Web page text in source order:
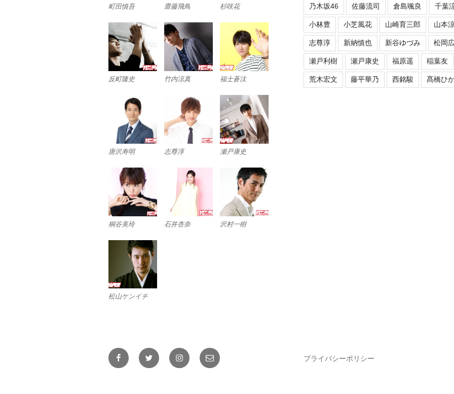
町田慎吾 齋藤飛鳥 杉咲花
反町隆史 竹内涼真 福士蒼汰
唐沢寿明 志尊淳 瀬戸康史
桐谷美玲 石井杏奈 沢村一樹
松山ケンイチ
乃木坂46 佐藤流司 倉島颯良 千葉
小林豊 小芝風花 山崎育三郎 山本
志尊淳 新納慎也 新谷ゆづみ 松岡
瀬戸利樹 瀬戸康史 福原遥 稲葉友
荒木宏文 藤平華乃 西銘駿 髙橋ひ
FacebookTwitter Instagramメ
ー
プライバシーポリシー